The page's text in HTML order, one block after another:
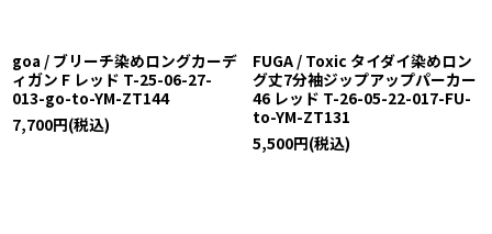
goa / ブリーチ染めロングカーデ
ィガン F レッド T-25-06-27-
013-go-to-YM-ZT144
7,700円(税込)
FUGA / Toxic タイダイ染めロン
グ丈7分袖ジップアップパーカー
46 レッド T-26-05-22-017-FU-
to-YM-ZT131
5,500円(税込)